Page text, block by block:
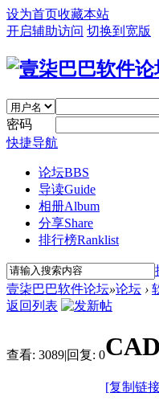
设为首页收藏本站
开启辅助访问 切换到宽版
密码
快捷导航
论坛BBS
导读Guide
相册Album
分享Share
排行榜Ranklist
壹柒巴巴软件论坛»论坛 ›
返回列表
查看: 3089|回复: 0
[复制链